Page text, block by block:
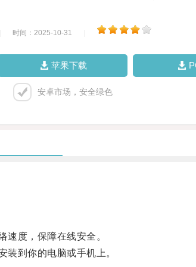
时间：2025-10-31
苹果下载
安卓市场，安全绿色
度，保障在线安全。
到你的电脑或手机上。